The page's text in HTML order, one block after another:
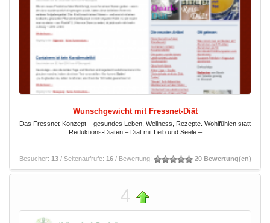
Wunschgewicht mit Fressnet-Diät
Das Fressnet-Konzept – gesundes Leben, Wellness, Rezepte. Wohlfühlen statt
Reduktions-Diäten – Diät mit Leib und Seele –
Besucher: 13/ Seitenaufrufe: 16/ Bewertung: 20 Bewertung(en)
4